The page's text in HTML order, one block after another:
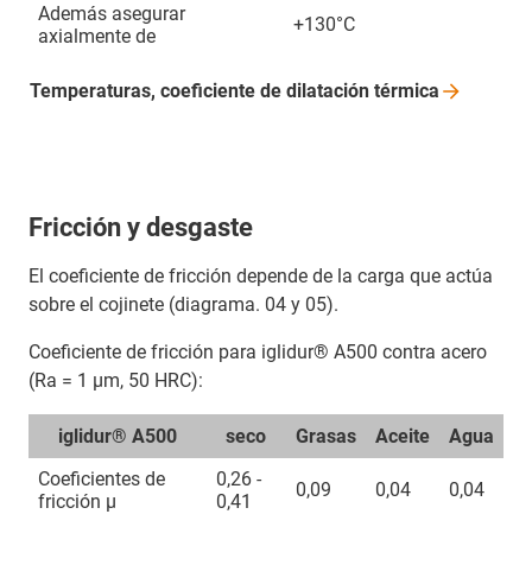
Además asegurar
axialmente de
+130°C
Temperaturas, coeficiente de dilatación térmica
Fricción y desgaste
El coeficiente de fricción depende de la carga que actúa
sobre el cojinete (diagrama. 04 y 05).
Coeficiente de fricción para iglidur® A500 contra acero
(Ra = 1 μm, 50 HRC):
iglidur® A500 seco Grasas Aceite
Agua
Coeficientes de
fricción µ
0,26 -
0,41
0,09 0,04 0,04